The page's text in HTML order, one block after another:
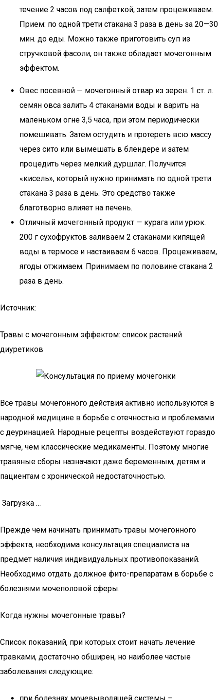
течение 2 часов под салфеткой, затем процеживаем.
Прием: по одной трети стакана 3 раза в день за 20—30
мин. до еды. Можно также приготовить суп из
стручковой фасоли, он также обладает мочегонным
эффектом.
Овес посевной — мочегонный отвар из зерен. 1 ст. л.
семян овса залить 4 стаканами воды и варить на
маленьком огне 3,5 часа, при этом периодически
помешивать. Затем остудить и протереть всю массу
через сито или вымешать в блендере и затем
процедить через мелкий дуршлаг. Получится
«кисель», который нужно принимать по одной трети
стакана 3 раза в день. Это средство также
благотворно влияет на печень.
Отличный мочегонный продукт — курага или урюк.
200 г сухофруктов заливаем 2 стаканами кипящей
воды в термосе и настаиваем 6 часов. Процеживаем,
ягоды отжимаем. Принимаем по половине стакана 2
раза в день.
Источник:
Травы с мочегонным эффектом: список растений
диуретиков
Все травы мочегонного действия активно используются в
народной медицине в борьбе с отечностью и проблемами
с деуринацией. Народные рецепты воздействуют гораздо
мягче, чем классические медикаменты. Поэтому многие
травяные сборы назначают даже беременным, детям и
пациентам с хронической недостаточностью.
Загрузка …
Прежде чем начинать принимать травы мочегонного
эффекта, необходима консультация специалиста на
предмет наличия индивидуальных противопоказаний.
Необходимо отдать должное фито-препаратам в борьбе с
болезнями мочеполовой сферы.
Когда нужны мочегонные травы?
Список показаний, при которых стоит начать лечение
травками, достаточно обширен, но наиболее частые
заболевания следующие: